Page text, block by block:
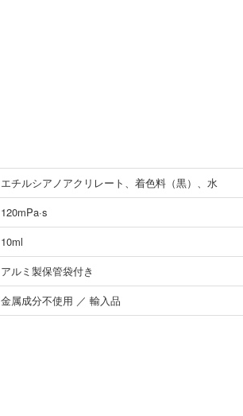
エチルシアノアクリレート、着色料（黒）、水
120mPa·s
10ml
アルミ製保管袋付き
金属成分不使用 ／ 輸入品